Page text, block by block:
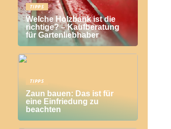
TIPPS
Welche Holzbank ist die
richtige? – Kaufberatung
für Gartenliebhaber
TIPPS
Zaun bauen: Das ist für
eine Einfriedung zu
beachten